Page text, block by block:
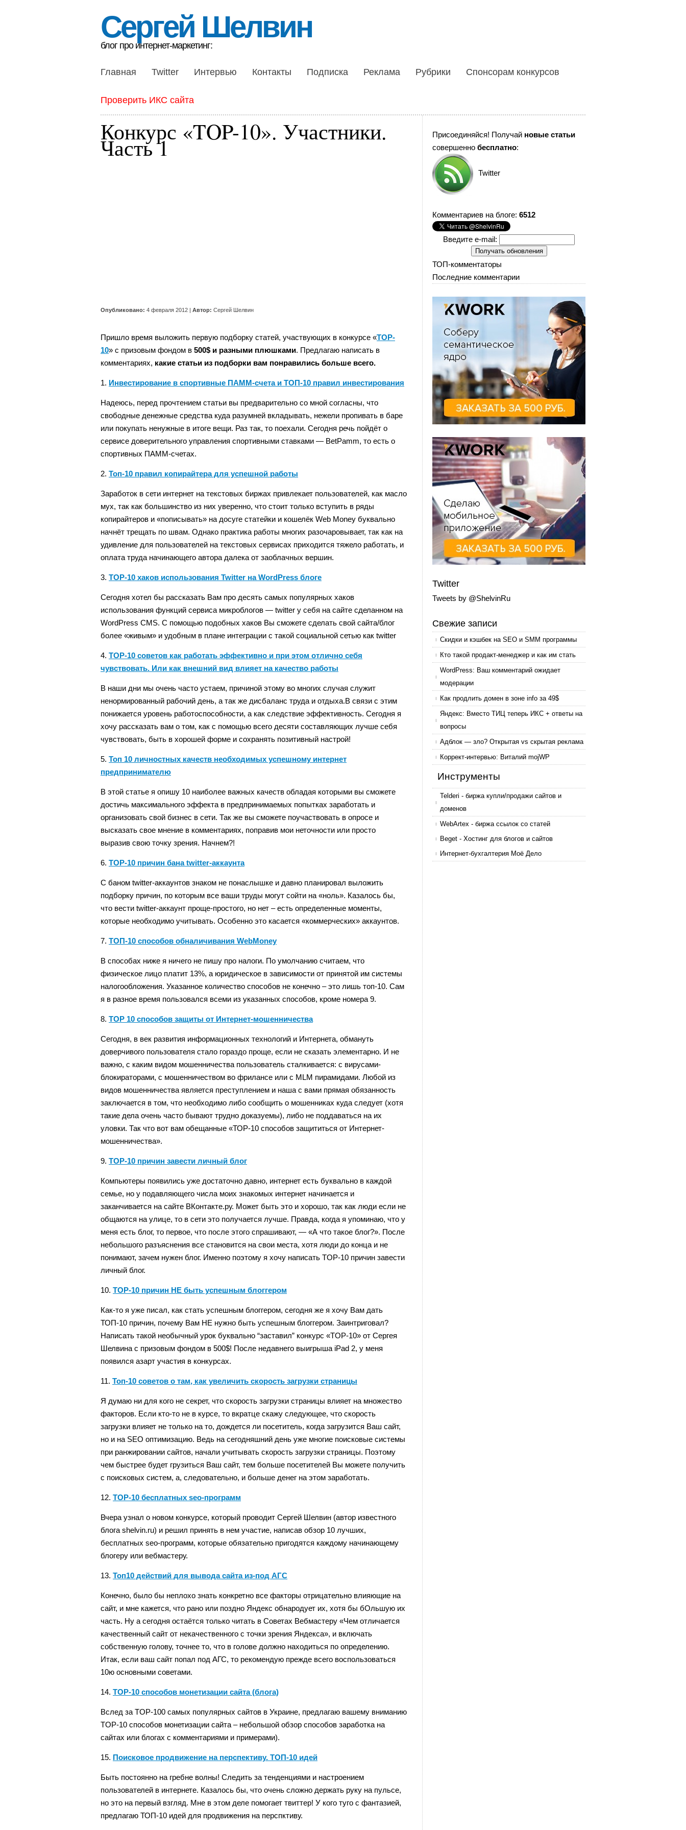
Сергей Шелвин
блог про интернет-маркетинг:
Главная Twitter Интервью Контакты Подписка Реклама Рубрики Спонсорам конкурсов
Проверить ИКС сайта
Конкурс «TOP-10». Участники.
Часть 1
Опубликовано: 4 февраля 2012 | Автор: Сергей Шелвин
Пришло время выложить первую подборку статей, участвующих в конкурсе «TOP-
10» с призовым фондом в 500$ и разными плюшками. Предлагаю написать в
комментариях, какие статьи из подборки вам понравились больше всего.
1. Инвестирование в спортивные ПАММ-счета и ТОП-10 правил инвестирования
Надеюсь, перед прочтением статьи вы предварительно со мной согласны, что
свободные денежные средства куда разумней вкладывать, нежели пропивать в баре
или покупать ненужные в итоге вещи. Раз так, то поехали. Сегодня речь пойдёт о
сервисе доверительного управления спортивными ставками — BetPamm, то есть о
спортивных ПАММ-счетах.
2. Топ-10 правил копирайтера для успешной работы
Заработок в сети интернет на текстовых биржах привлекает пользователей, как масло
мух, так как большинство из них уверенно, что стоит только вступить в ряды
копирайтеров и «пописывать» на досуге статейки и кошелёк Web Money буквально
начнёт трещать по швам. Однако практика работы многих разочаровывает, так как на
удивление для пользователей на текстовых сервисах приходится тяжело работать, и
оплата труда начинающего автора далека от заоблачных вершин.
3. TOP-10 хаков использования Twitter на WordPress блоге
Сегодня хотел бы рассказать Вам про десять самых популярных хаков
использования функций сервиса микроблогов — twitter у себя на сайте сделанном на
WordPress CMS. C помощью подобных хаков Вы сможете сделать свой сайта/блог
более «живым» и удобным в плане интеграции с такой социальной сетью как twitter
4. TOP-10 советов как работать эффективно и при этом отлично себя
чувствовать. Или как внешний вид влияет на качество работы
В наши дни мы очень часто устаем, причиной этому во многих случая служит
ненормированный рабочий день, а так же дисбаланс труда и отдыха.В связи с этим
понижается уровень работоспособности, а как следствие эффективность. Сегодня я
хочу рассказать вам о том, как с помощью всего десяти составляющих лучше себя
чувствовать, быть в хорошей форме и сохранять позитивный настрой!
5. Топ 10 личностных качеств необходимых успешному интернет
предпринимателю
В этой статье я опишу 10 наиболее важных качеств обладая которыми вы сможете
достичь максимального эффекта в предпринимаемых попытках заработать и
организовать свой бизнес в сети. Так же вы сможете поучаствовать в опросе и
высказать свое мнение в комментариях, поправив мои неточности или просто
выразив свою точку зрения. Начнем?!
6. TOP-10 причин бана twitter-аккаунта
C баном twitter-аккаунтов знаком не понаслышке и давно планировал выложить
подборку причин, по которым все ваши труды могут сойти на «ноль». Казалось бы,
что вести twitter-аккаунт проще-простого, но нет – есть определенные моменты,
которые необходимо учитывать. Особенно это касается «коммерческих» аккаунтов.
7. ТОП-10 способов обналичивания WebMoney
В способах ниже я ничего не пишу про налоги. По умолчанию считаем, что
физическое лицо платит 13%, а юридическое в зависимости от принятой им системы
налогообложения. Указанное количество способов не конечно – это лишь топ-10. Сам
я в разное время пользовался всеми из указанных способов, кроме номера 9.
8. TOP 10 способов защиты от Интернет-мошенничества
Сегодня, в век развития информационных технологий и Интернета, обмануть
доверчивого пользователя стало гораздо проще, если не сказать элементарно. И не
важно, с каким видом мошенничества пользователь сталкивается: с вирусами-
блокираторами, с мошенничеством во фрилансе или с MLM пирамидами. Любой из
видов мошенничества является преступлением и наша с вами прямая обязанность
заключается в том, что необходимо либо сообщить о мошенниках куда следует (хотя
такие дела очень часто бывают трудно доказуемы), либо не поддаваться на их
уловки. Так что вот вам обещанные «ТОР-10 способов защититься от Интернет-
мошенничества».
9. TOP-10 причин завести личный блог
Компьютеры появились уже достаточно давно, интернет есть буквально в каждой
семье, но у подавляющего числа моих знакомых интернет начинается и
заканчивается на сайте ВКонтакте.ру. Может быть это и хорошо, так как люди если не
общаются на улице, то в сети это получается лучше. Правда, когда я упоминаю, что у
меня есть блог, то первое, что после этого спрашивают, — «А что такое блог?». После
небольшого разъяснения все становится на свои места, хотя люди до конца и не
понимают, зачем нужен блог. Именно поэтому я хочу написать TOP-10 причин завести
личный блог.
10. TOP-10 причин НЕ быть успешным блоггером
Как-то я уже писал, как стать успешным блоггером, сегодня же я хочу Вам дать
ТОП-10 причин, почему Вам НЕ нужно быть успешным блоггером. Заинтриговал?
Написать такой необычный урок буквально “заставил” конкурс «TOP-10» от Сергея
Шелвина с призовым фондом в 500$! После недавнего выигрыша iPad 2, у меня
появился азарт участия в конкурсах.
11. Топ-10 советов о там, как увеличить скорость загрузки страницы
Я думаю ни для кого не секрет, что скорость загрузки страницы влияет на множество
факторов. Если кто-то не в курсе, то вкратце скажу следующее, что скорость
загрузки влияет не только на то, дождется ли посетитель, когда загрузится Ваш сайт,
но и на SEO оптимизацию. Ведь на сегодняшний день уже многие поисковые системы
при ранжировании сайтов, начали учитывать скорость загрузки страницы. Поэтому
чем быстрее будет грузиться Ваш сайт, тем больше посетителей Вы можете получить
с поисковых систем, а, следовательно, и больше денег на этом заработать.
12. TOP-10 бесплатных seo-программ
Вчера узнал о новом конкурсе, который проводит Сергей Шелвин (автор известного
блога shelvin.ru) и решил принять в нем участие, написав обзор 10 лучших,
бесплатных seo-программ, которые обязательно пригодятся каждому начинающему
блогеру или вебмастеру.
13. Топ10 действий для вывода сайта из-под АГС
Конечно, было бы неплохо знать конкретно все факторы отрицательно влияющие на
сайт, и мне кажется, что рано или поздно Яндекс обнародует их, хотя бы бОльшую их
часть. Ну а сегодня остаётся только читать в Советах Вебмастеру «Чем отличается
качественный сайт от некачественного с точки зрения Яндекса», и включать
собственную голову, точнее то, что в голове должно находиться по определению.
Итак, если ваш сайт попал под АГС, то рекомендую прежде всего воспользоваться
10ю основными советами.
14. TOP-10 способов монетизации сайта (блога)
Вслед за TOP-100 самых популярных сайтов в Украине, предлагаю вашему вниманию
TOP-10 способов монетизации сайта – небольшой обзор способов заработка на
сайтах или блогах с комментариями и примерами).
15. Поисковое продвижение на перспективу. ТОП-10 идей
Быть постоянно на гребне волны! Следить за тенденциями и настроением
пользователей в интернете. Казалось бы, что очень сложно держать руку на пульсе,
но это на первый взгляд. Мне в этом деле помогает твиттер! У кого туго с фантазией,
предлагаю ТОП-10 идей для продвижения на перспктиву.
Присоединяйся! Получай новые статьи
совершенно бесплатно:
Twitter
Комментариев на блоге: 6512
Введите e-mail:
ТОП-комментаторы
Последние комментарии
Twitter
Tweets by @ShelvinRu
Свежие записи
Скидки и кэшбек на SEO и SMM программы
Кто такой продакт-менеджер и как им стать
WordPress: Ваш комментарий ожидает
модерации
Как продлить домен в зоне info за 49$
Яндекс: Вместо ТИЦ теперь ИКС + ответы на
вопросы
Адблок — зло? Открытая vs скрытая реклама
Коррект-интервью: Виталий mojWP
Инструменты
Telderi - биржа купли/продажи сайтов и
доменов
WebArtex - биржа ссылок со статей
Beget - Хостинг для блогов и сайтов
Интернет-бухгалтерия Моё Дело